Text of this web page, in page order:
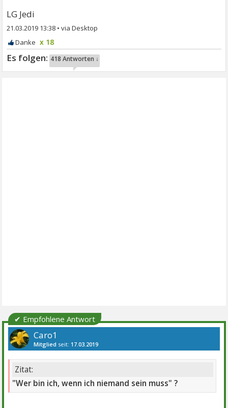
LG Jedi
21.03.2019 13:38 •
x 18
418 Antworten ↓
✔ Empfohlene Antwort
Caro1
Mitglied seit: 17.03.2019
Zitat:
"Wer bin ich, wenn ich niemand sein muss" ?